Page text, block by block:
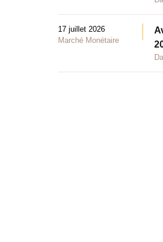
17 juillet 2026
Marché Monétaire